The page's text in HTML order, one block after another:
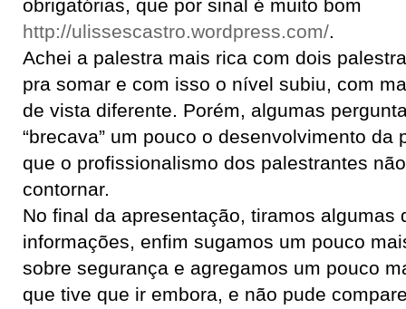
obrigatórias, que por sinal é muito bom
http://ulissescastro.wordpress.com/.
Achei a palestra mais rica com dois
pra somar e com isso o nível subiu, com
de vista diferente. Porém, algumas
“brecava” um pouco o desenvolvimento da
que o profissionalismo dos palestrantes
contornar.
No final da apresentação, tiramos algumas
informações, enfim sugamos um pouco
sobre segurança e agregamos um pouco
que tive que ir embora, e não pude